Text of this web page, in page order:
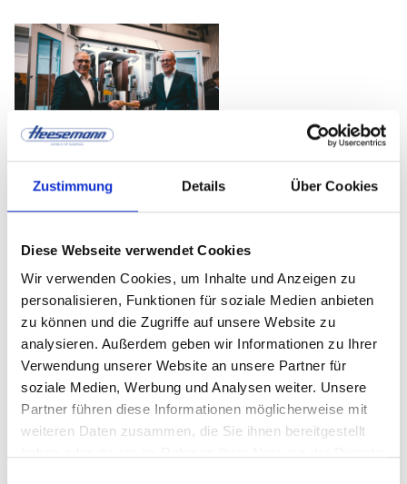
Zustimmung Details Über Cookies
Diese Webseite verwendet Cookies
Wir verwenden Cookies, um Inhalte und Anzeigen zu
personalisieren, Funktionen für soziale Medien anbieten
zu können und die Zugriffe auf unsere Website zu
analysieren. Außerdem geben wir Informationen zu Ihrer
Verwendung unserer Website an unsere Partner für
soziale Medien, Werbung und Analysen weiter. Unsere
Partner führen diese Informationen möglicherweise mit
weiteren Daten zusammen, die Sie ihnen bereitgestellt
The latest issue of HOB (Magazine for
Woodworking) is published in line with
LIGNA with the focus on grinding
technology. The title is adorned with the
new HSM Compact entry-level model from
Heesemann. The article is about the
technology partnership between
Heesemann and HOMAG, and how this
collaboration resulted in three great
machines for the craft sector.